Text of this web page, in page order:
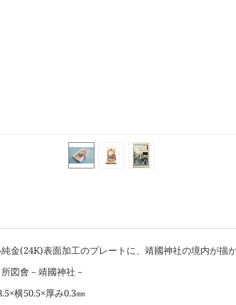
金(24K)表面加工のプレートに、靖國神社の境内が描
図會－靖國神社－
×横50.5×厚み0.3㎜